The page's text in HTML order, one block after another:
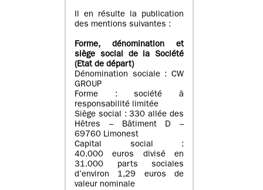
Il en résulte la publication
des mentions suivantes :
Forme, dénomination et
siège social de la Société
(Etatde départ)
Dénomination sociale : CW
GROUP
Forme : société à
responsabilité limitée
Siège social : 330 allée des
Hêtres – Bâtiment D –
69760 Limonest
Capital social :
40.000 euros divisé en
31.000 parts sociales
d’environ 1,29 euros de
valeur nominale